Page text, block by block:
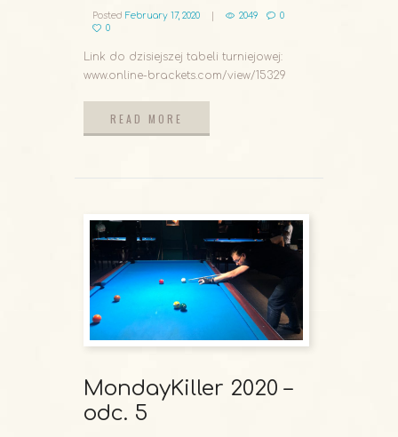
Posted February 17, 2020 2049
0
0
Link do dzisiejszej tabeli turniejowej:
www.online-brackets.com/view/15329
READ MORE
MondayKiller 2020 –
odc. 5